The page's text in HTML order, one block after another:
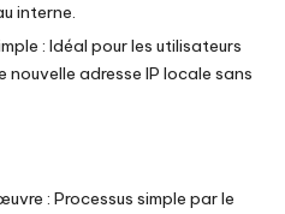
interne.
: Idéal pour les utilisateurs
nouvelle adresse IP locale sans
: Processus simple par le